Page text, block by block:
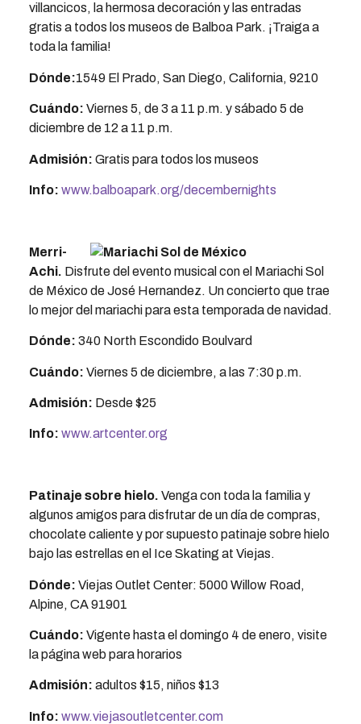
villancicos, la hermosa decoración y las entradas
gratis a todos los museos de Balboa Park. ¡Traiga a
toda la familia!
Dónde:1549 El Prado, San Diego, California, 9210
Cuándo: Viernes 5, de 3 a 11 p.m. y sábado 5 de
diciembre de 12 a 11 p.m.
Admisión: Gratis para todos los museos
Info: www.balboapark.org/decembernights
Merri-
Achi. Disfrute del evento musical con el Mariachi Sol
de México de José Hernandez. Un concierto que trae
lo mejor del mariachi para esta temporada de navidad.
Dónde: 340 North Escondido Boulvard
Cuándo: Viernes 5 de diciembre, a las 7:30 p.m.
Admisión: Desde $25
Info: www.artcenter.org
Patinaje sobre hielo. Venga con toda la familia y
algunos amigos para disfrutar de un día de compras,
chocolate caliente y por supuesto patinaje sobre hielo
bajo las estrellas en el Ice Skating at Viejas.
Dónde: Viejas Outlet Center: 5000 Willow Road,
Alpine, CA 91901
Cuándo: Vigente hasta el domingo 4 de enero, visite
la página web para horarios
Admisión: adultos $15, niños $13
Info: www.viejasoutletcenter.com